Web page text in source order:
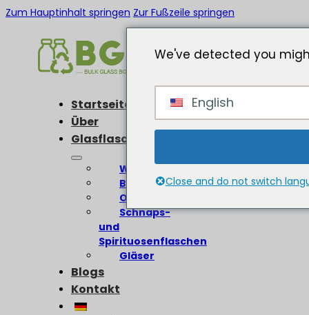
Zum Hauptinhalt springen Zur Fußzeile springen
Startseite
Über
Glasflaschen
Weinflaschen
Bierflaschen
Olivenölflaschen
Schnaps-
und
Spirituosenflaschen
Gläser
Blogs
Kontakt
We've detected you
English
Close and do not switch